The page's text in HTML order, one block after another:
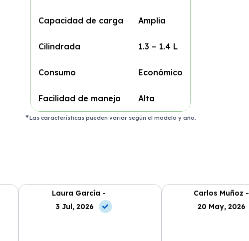
Capacidad de carga Amplia
Cilindrada 1.3 – 1.4 L
Consumo Económico
Facilidad de manejo Alta
Las características pueden variar según el modelo y año.
Laura García -
3 Jul, 2026
Carlos Muñoz -
20 May, 2026